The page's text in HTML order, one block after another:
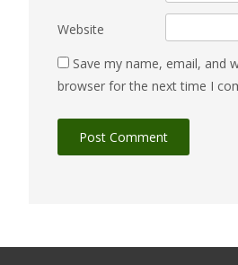
Website
Save my name, email, and
browser for the next time I